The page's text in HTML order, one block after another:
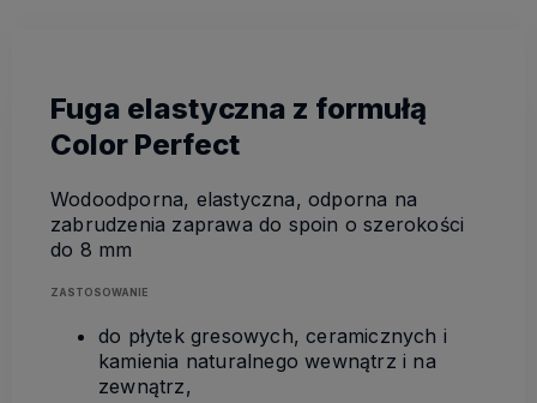
Fuga elastyczna z formułą
Color Perfect
Wodoodporna, elastyczna, odporna na
zabrudzenia zaprawa do spoin o szerokości
do 8 mm
ZASTOSOWANIE
do płytek gresowych, ceramicznych i
kamienia naturalnego wewnątrz i na
zewnątrz,